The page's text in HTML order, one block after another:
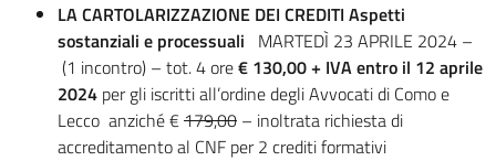
LA CARTOLARIZZAZIONE DEI CREDITI Aspetti
sostanziali e processuali MARTEDÌ 23 APRILE 2024 –
(1 incontro) – tot. 4 ore€ 130,00 + IVA entro il 12 aprile
2024 per gli iscritti all’ordine degli Avvocati di Como e
Lecco anziché €179,00 – inoltrata richiesta di
accreditamento al CNF per 2 crediti formativi